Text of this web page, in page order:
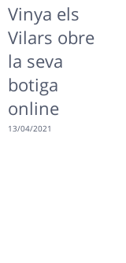
Vinya els
Vilars obre
la seva
botiga
online
13/04/2021